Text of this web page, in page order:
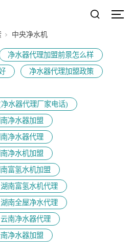
中央净水机
净水器代理加盟前景怎么样
净水器代理加盟政策
水器代理厂家电话)
净水器加盟
净水器代理
净水机加盟
富氢水机加盟
湖南富氢水机代理
湖南全屋净水代理
云南净水器代理
净水器加盟